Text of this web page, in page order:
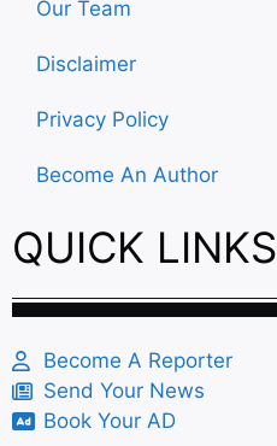
Our Team
Disclaimer
Privacy Policy
Become An Author
QUICK LINKS
Become A Reporter
Send Your News
Book Your AD